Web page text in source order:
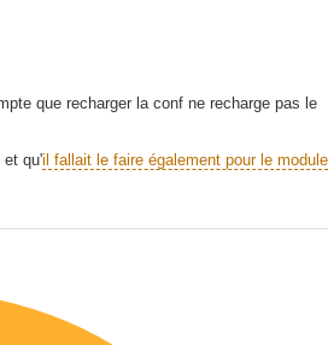
que recharger la conf ne recharge pas le
et qu'il fallait le faire également pour le module